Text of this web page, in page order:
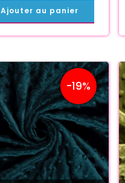
Ajouter au panier
-19%